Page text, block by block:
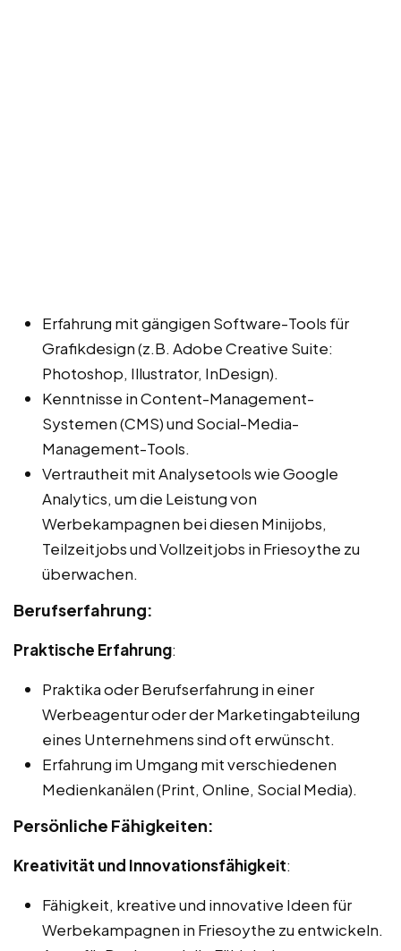
Erfahrung mit gängigen Software-Tools für
Grafikdesign (z.B. Adobe Creative Suite:
Photoshop, Illustrator, InDesign).
Kenntnisse in Content-Management-
Systemen (CMS) und Social-Media-
Management-Tools.
Vertrautheit mit Analysetools wie Google
Analytics, um die Leistung von
Werbekampagnen bei diesen Minijobs,
Teilzeitjobs und Vollzeitjobs in Friesoythe zu
überwachen.
Berufserfahrung:
Praktische Erfahrung:
Praktika oder Berufserfahrung in einer
Werbeagentur oder der Marketingabteilung
eines Unternehmens sind oft erwünscht.
Erfahrung im Umgang mit verschiedenen
Medienkanälen (Print, Online, Social Media).
Persönliche Fähigkeiten:
Kreativität und Innovationsfähigkeit:
Fähigkeit, kreative und innovative Ideen für
Werbekampagnen in Friesoythe zu entwickeln.